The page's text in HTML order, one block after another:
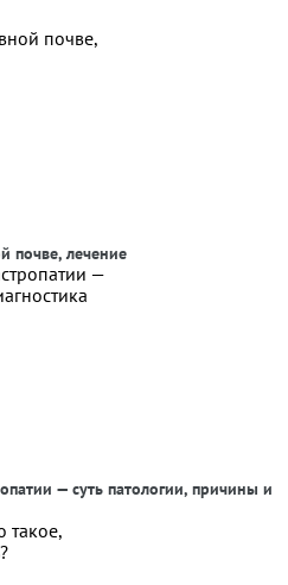
почве, лечение
— суть патологии, причины и